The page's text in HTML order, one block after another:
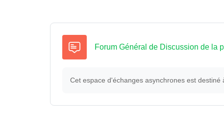
Forum Général de Discussion de la
Cet espace d'échanges asynchrones est